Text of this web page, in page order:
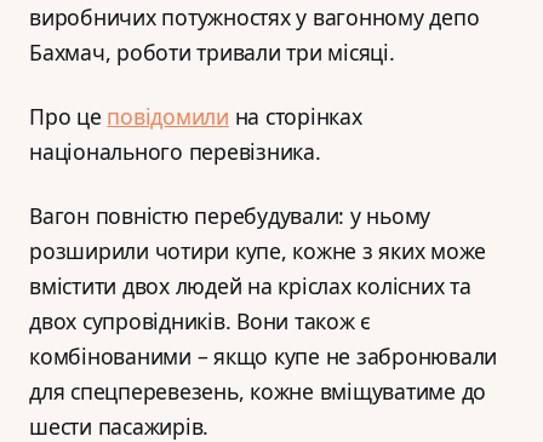
виробничих потужностях у вагонному депо
Бахмач, роботи тривали три місяці.
Про це повідомили на сторінках
національного перевізника.
Вагон повністю перебудували: у ньому
розширили чотири купе, кожне з яких може
вмістити двох людей на кріслах колісних та
двох супровідників. Вони також є
комбінованими – якщо купе не забронювали
для спецперевезень, кожне вміщуватиме до
шести пасажирів.